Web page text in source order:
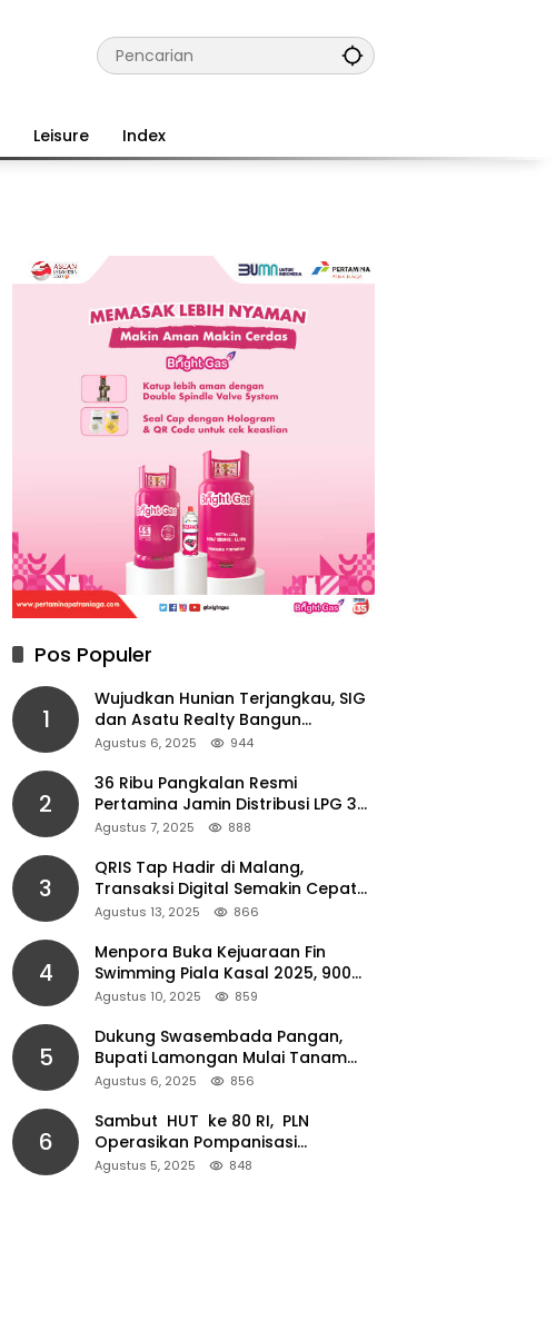
Leisure Index
Pos Populer
1
Wujudkan Hunian Terjangkau, SIG
dan Asatu Realty Bangun
Perumahan di Cianjur
Agustus 6, 2025 944
2
36 Ribu Pangkalan Resmi
Pertamina Jamin Distribusi LPG 3
Kg Aman di Jawa Timur
Agustus 7, 2025 888
3
QRIS Tap Hadir di Malang,
Transaksi Digital Semakin Cepat
dan Mudah dengan Teknologi NFC
Agustus 13, 2025 866
4
Menpora Buka Kejuaraan Fin
Swimming Piala Kasal 2025, 900
Atlet Ambil Bagian
Agustus 10, 2025 859
5
Dukung Swasembada Pangan,
Bupati Lamongan Mulai Tanam
Padi Musim Ketiga
Agustus 6, 2025 856
6
Sambut HUT ke 80 RI, PLN
Operasikan Pompanisasi
Persawahan dan Akses Air Bersih
Agustus 5, 2025 848